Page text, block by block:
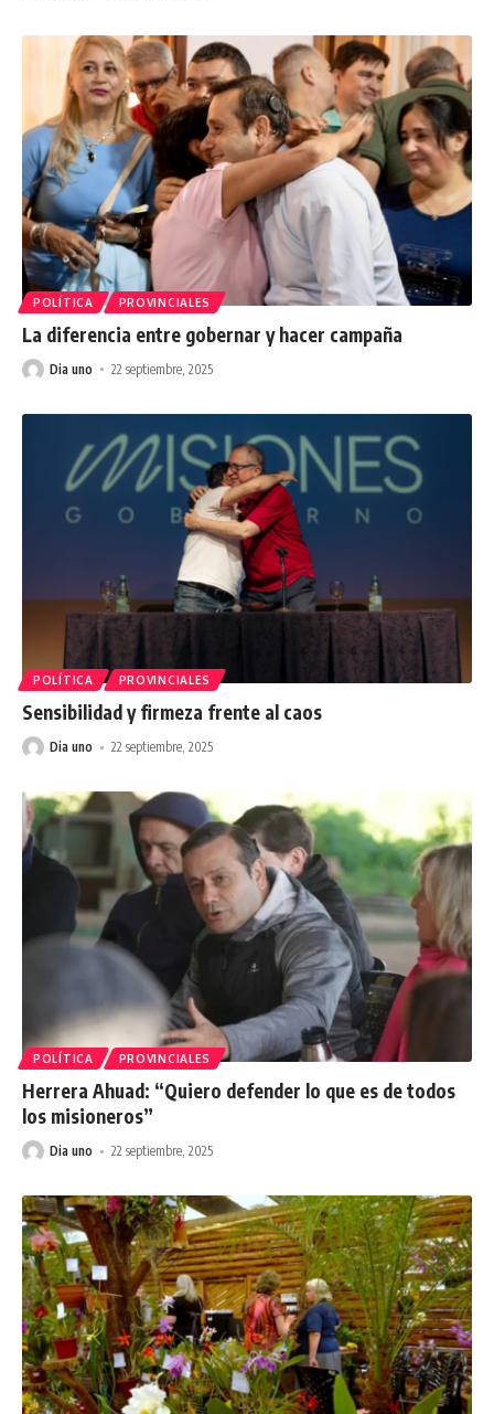
POLÍTICA PROVINCIALES
La diferencia entre gobernar y hacer campaña
Dia uno 22 septiembre, 2025
POLÍTICA PROVINCIALES
Sensibilidad y firmeza frente al caos
Dia uno 22 septiembre, 2025
POLÍTICA PROVINCIALES
Herrera Ahuad: “Quiero defender lo que es de todos
los misioneros”
Dia uno 22 septiembre, 2025